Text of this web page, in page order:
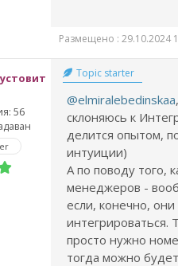
Размещено : 29.10.2024
56
Topic starter
@elmiralebedinskaa
склоняюсь к
делится опытом,
интуиции)
А по поводу того,
менеджеров -
если, конечно,
интегрироваться.
просто нужно
тогда можно